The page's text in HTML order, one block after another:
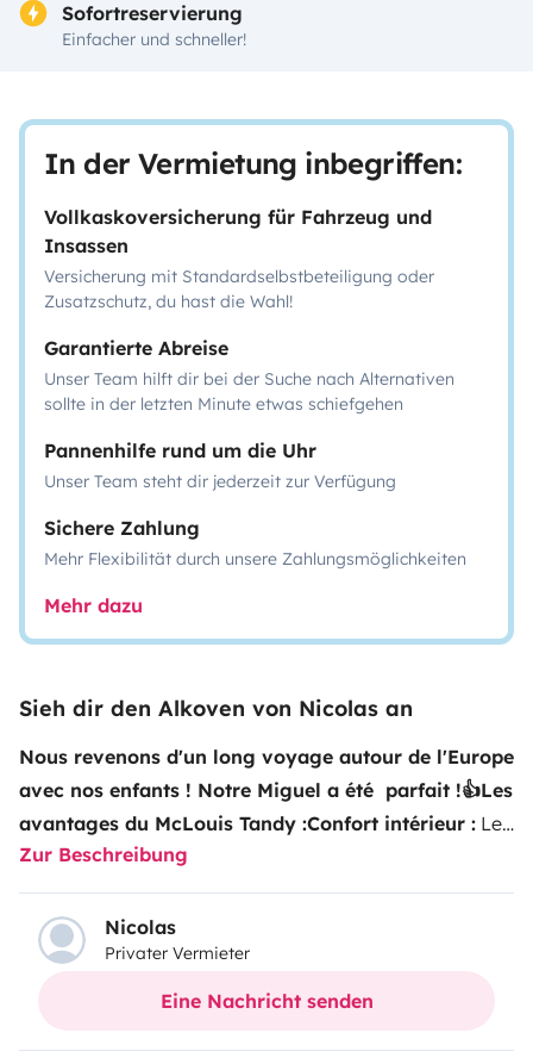
Sofortreservierung
Einfacher und schneller!
In der Vermietung inbegriffen:
Vollkaskoversicherung für Fahrzeug und
Insassen
Versicherung mit Standardselbstbeteiligung oder
Zusatzschutz, du hast die Wahl!
Garantierte Abreise
Unser Team hilft dir bei der Suche nach Alternativen
sollte in der letzten Minute etwas schiefgehen
Pannenhilfe rund um die Uhr
Unser Team steht dir jederzeit zur Verfügung
Sichere Zahlung
Mehr Flexibilität durch unsere Zahlungsmöglichkeiten
Mehr dazu
Sieh dir den Alkoven von Nicolas an
Nous revenons d'un long voyage autour de l'Europe
avec nos enfants ! Notre Miguel a été parfait !👍Les
avantages du McLouis Tandy :Confort intérieur : Le
McLouis Tandy 2013 offre un espace de vie spacieux
avec une sellerie de qualité, souvent en similicuir blanc,
apportant une ambiance lumineuse et
moderne. Cuisine équipée :
gazinière trois feux, d'un réfrigérateur de grande
vos escapades.Autonomie en eau :Avec une capacité
Zur Beschreibung
Nicolas
Privater Vermieter
Eine Nachricht senden